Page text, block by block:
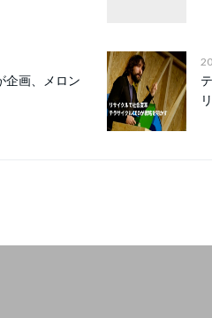
企画、メロン